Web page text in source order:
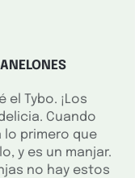
el Tybo. ¡Los
Cuando
lo primero que
y es un manjar.
no hay estos